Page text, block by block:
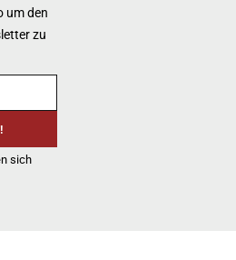
um den
zu
sich